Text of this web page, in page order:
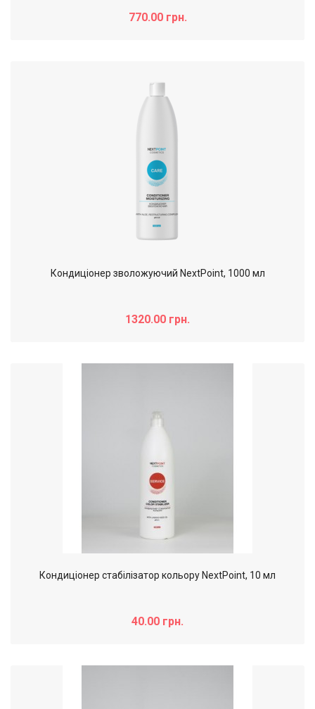
770.00 грн.
Кондиціонер зволожуючий NextPoint, 1000 мл
1320.00 грн.
Кондиціонер стабілізатор кольору NextPoint, 10 мл
40.00 грн.